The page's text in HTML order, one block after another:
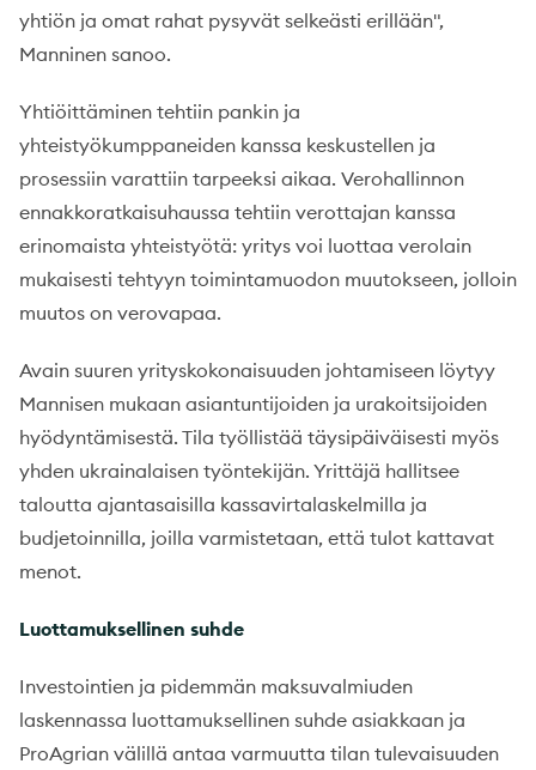
yhtiön ja omat rahat pysyvät selkeästi erillään",
Manninen sanoo.
Yhtiöittäminen tehtiin pankin ja
yhteistyökumppaneiden kanssa keskustellen ja
prosessiin varattiin tarpeeksi aikaa. Verohallinnon
ennakkoratkaisuhaussa tehtiin verottajan kanssa
erinomaista yhteistyötä: yritys voi luottaa verolain
mukaisesti tehtyyn toimintamuodon muutokseen, jolloin
muutos on verovapaa.
Avain suuren yrityskokonaisuuden johtamiseen löytyy
Mannisen mukaan asiantuntijoiden ja urakoitsijoiden
hyödyntämisestä. Tila työllistää täysipäiväisesti myös
yhden ukrainalaisen työntekijän. Yrittäjä hallitsee
taloutta ajantasaisilla kassavirtalaskelmilla ja
budjetoinnilla, joilla varmistetaan, että tulot kattavat
menot.
Luottamuksellinen suhde
Investointien ja pidemmän maksuvalmiuden
laskennassa luottamuksellinen suhde asiakkaan ja
ProAgrian välillä antaa varmuutta tilan tulevaisuuden